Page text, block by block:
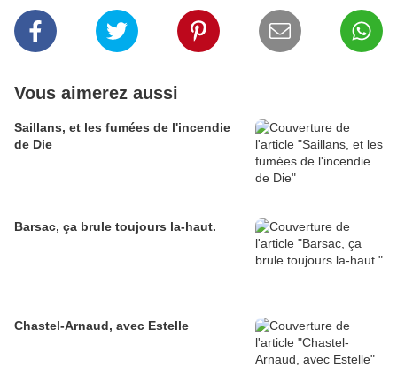
Vous aimerez aussi
Saillans, et les fumées de l'incendie
de Die
Barsac, ça brule toujours la-haut.
Chastel-Arnaud, avec Estelle